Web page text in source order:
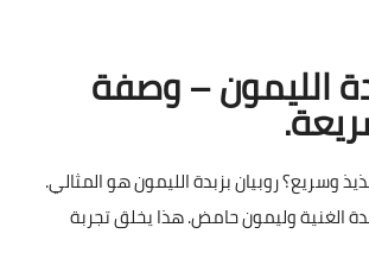
الليمون – وصفة
وسريع؟ روبيان بزبدة الليمون هو المثالي.
الغنية وليمون حامض. هذا يخلق تجربة